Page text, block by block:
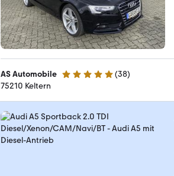
AS Automobile 5 Sterne (38)
75210 Keltern